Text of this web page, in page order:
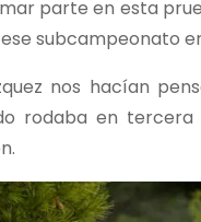
parte en esta
subcampeonato
nos hacían
rodaba en